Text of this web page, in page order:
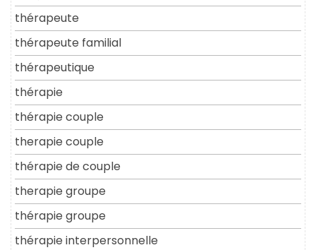
thérapeute
thérapeute familial
thérapeutique
thérapie
thérapie couple
therapie couple
thérapie de couple
therapie groupe
thérapie groupe
thérapie interpersonnelle